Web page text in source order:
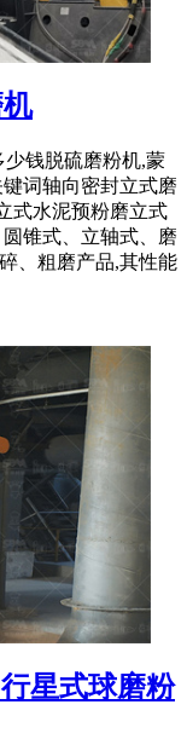
少钱脱硫磨粉机,蒙
词轴向密封立式磨
式水泥预粉磨立式
锥式、立轴式、磨
、粗磨产品,其性能
星式球磨粉